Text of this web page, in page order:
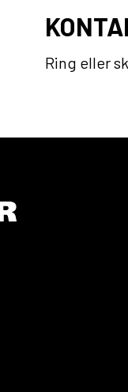
Ring eller